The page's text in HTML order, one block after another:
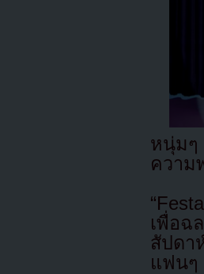
หนุ่มๆ
ความ
เพื่อฉ
สัปดา
แฟนๆ